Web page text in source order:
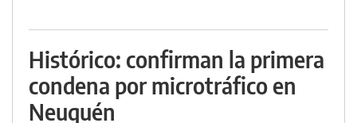
Histórico: confirman la primera
condena por microtráfico en
Neuquén